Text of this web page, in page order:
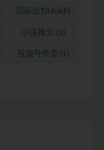
国际版Tiktok抖
音运营(1)
小说推文 (1)
视频号带货 (1)